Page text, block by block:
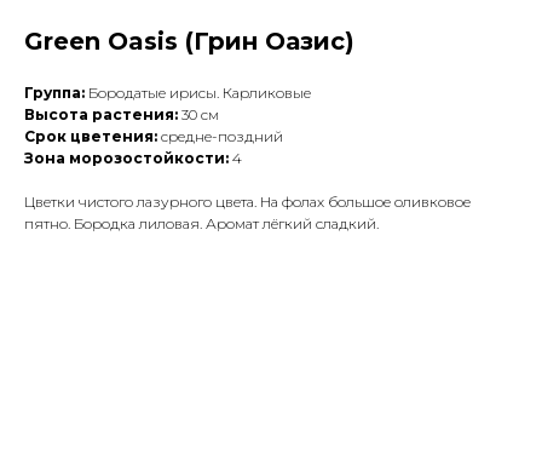
Green Oasis (Грин Оазис)
Группа: Бородатые ирисы. Карликовые
Высота растения: 30 см
Срок цветения: средне-поздний
Зона морозостойкости: 4
Цветки чистого лазурного цвета. На фолах большое оливковое
пятно. Бородка лиловая. Аромат лёгкий сладкий.